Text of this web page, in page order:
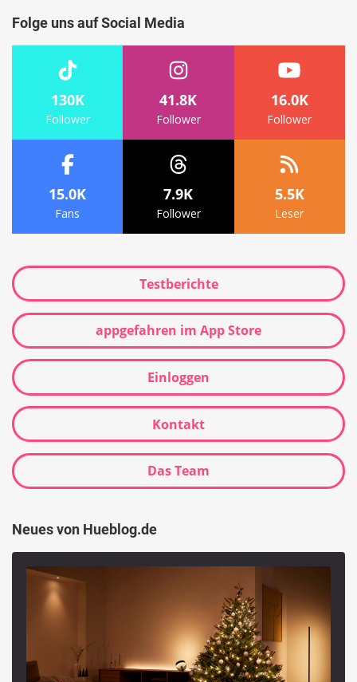
Folge uns auf Social Media
130K
Follower
41.8K
Follower
16.0K
Follower
15.0K
Fans
7.9K
Follower
5.5K
Leser
Testberichte
appgefahren im App Store
Einloggen
Kontakt
Das Team
Neues von Hueblog.de